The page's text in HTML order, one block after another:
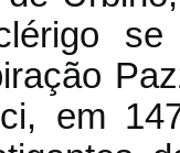
se
em